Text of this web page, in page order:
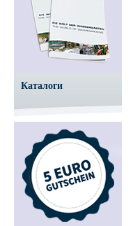
Каталоги